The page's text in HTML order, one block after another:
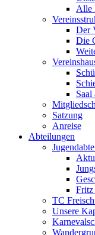
Alle
Der
Die
Saal
Satzung
Anreise
Abteilungen
Fritz
TC
Unsere